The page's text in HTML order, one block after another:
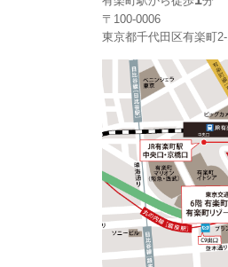
〒100-0006
東京都千代田区有楽町